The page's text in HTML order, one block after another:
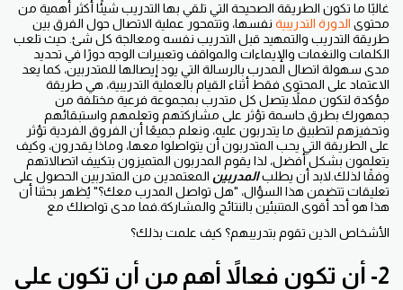
غالبًا ما تكون الطريقة الصحيحة التي تلقي بها التدريب شيئًا أكثر أهمية من
محتوى الدورة التدريبية نفسها، وتتمحور عملية الاتصال حول الفرق بين
طريقة التدريب والتمهيد قبل التدريب نفسه ومعالجة كل شئ. حيث تلعب
الكلمات والنغمات والإيماءات والمواقف وتعبيرات الوجه دورًا في تحديد
مدى سهولة اتصال المدرب بالرسالة التي يود إيصالها للمتدربين، كما يعد
الاعتماد على المحتوى فقط أثناء القيام بالعملية التدريبية، هي طريقة
مؤكدة لتكون مملاً.يتصل كل متدرب بمجموعة فرعية مختلفة من
جمهورك بطرق حاسمة تؤثر على مشاركتهم وتعلمهم واستبقائهم
وتحفيزهم لتطبيق ما يتدربون عليه، ونعلم جميعًا أن الفروق الفردية تؤثر
على الطريقة التي يحب المتدربون أن يتواصلوا معها، وماذا يقدرون، وكيف
يتعلمون بشكل أفضل، لذا يقوم المدربون المتميزون بتكييف اتصالاتهم
وفقًا لذلك.لابد أن يطلبالمدربين المعتمدين من المتدربين الحصول على
تعليقات تتضمن هذا السؤال، "هل تواصل المدرب معك؟" يُظهر بحثنا أن
هذا هو أحد أقوى المتنبئين بالنتائج والمشاركة.فما مدى تواصلك مع
الأشخاص الذين تقوم بتدريبهم؟ كيف علمت بذلك؟
2- أن تكون فعالاً أهم من أن تكون على